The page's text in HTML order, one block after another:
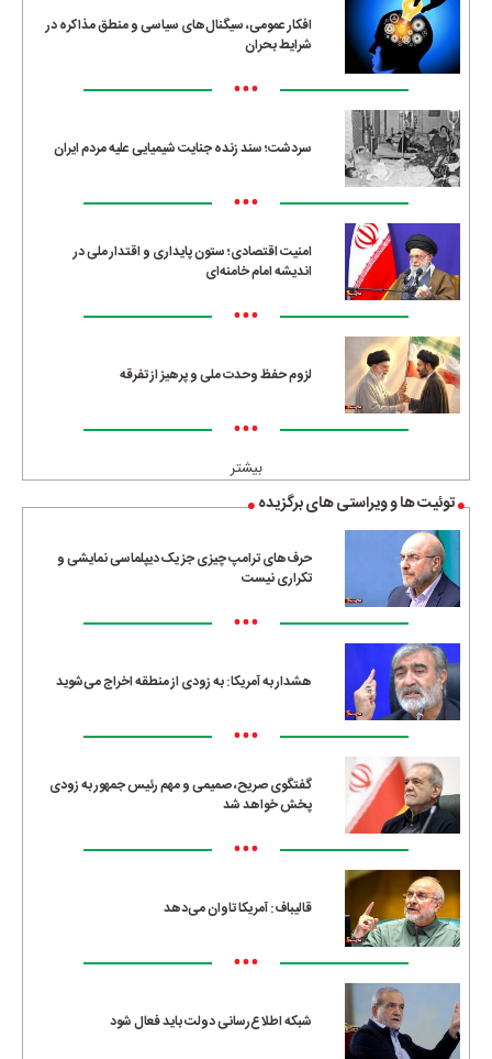
افکار عمومی، سیگنال‌های سیاسی و منطق مذاکره در
شرایط بحران
•••
سردشت؛ سند زنده جنایت شیمیایی علیه مردم ایران
•••
امنیت اقتصادی؛ ستون پایداری و اقتدار ملی در
اندیشه امام خامنه‌ای
•••
لزوم حفظ وحدت ملی و پرهیز از تفرقه
•••
بیشتر
توئیت ها و ویراستی های برگزیده
حرف‌های ترامپ چیزی جز یک دیپلماسی نمایشی و
تکراری نیست
•••
هشدار به آمریکا: به زودی از منطقه اخراج می‌شوید
•••
گفتگوی صریح، صمیمی و مهم رئیس جمهور به زودی
پخش خواهد شد
•••
قالیباف: آمریکا تاوان می‌دهد
•••
شبکه اطلاع‌رسانی دولت باید فعال شود